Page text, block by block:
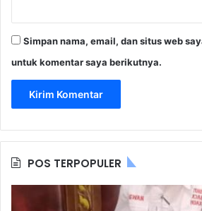
Simpan nama, email, dan situs web
untuk komentar saya berikutnya.
POS TERPOPULER